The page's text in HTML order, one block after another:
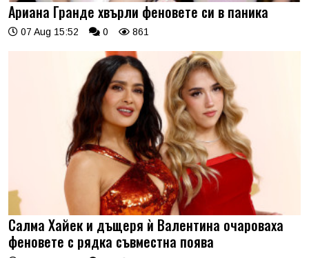
Ариана Гранде хвърли феновете си в паника
07 Aug 15:52 0 861
Салма Хайек и дъщеря ѝ Валентина очароваха
феновете с рядка съвместна поява